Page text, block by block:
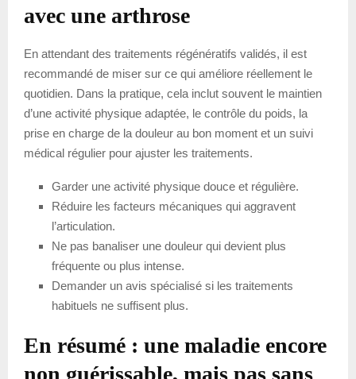
avec une arthrose
En attendant des traitements régénératifs validés, il est
recommandé de miser sur ce qui améliore réellement le
quotidien. Dans la pratique, cela inclut souvent le maintien
d’une activité physique adaptée, le contrôle du poids, la
prise en charge de la douleur au bon moment et un suivi
médical régulier pour ajuster les traitements.
Garder une activité physique douce et régulière.
Réduire les facteurs mécaniques qui aggravent
l’articulation.
Ne pas banaliser une douleur qui devient plus
fréquente ou plus intense.
Demander un avis spécialisé si les traitements
habituels ne suffisent plus.
En résumé : une maladie encore
non guérissable, mais pas sans